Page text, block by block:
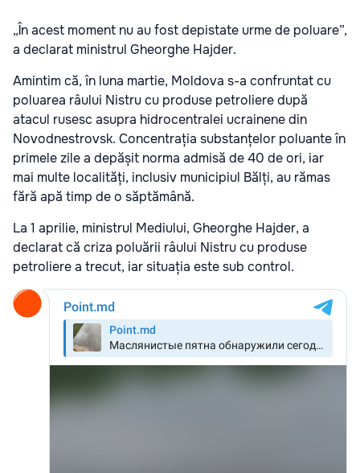
„În acest moment nu au fost depistate urme de poluare”,
a declarat ministrul Gheorghe Hajder.
Amintim că, în luna martie, Moldova s-a confruntat cu
poluarea râului Nistru cu produse petroliere după
atacul rusesc asupra hidrocentralei ucrainene din
Novodnestrovsk. Concentrația substanțelor poluante în
primele zile a depășit norma admisă de 40 de ori, iar
mai multe localități, inclusiv municipiul Bălți, au rămas
fără apă timp de o săptămână.
La 1 aprilie, ministrul Mediului, Gheorghe Hajder, a
declarat că criza poluării râului Nistru cu produse
petroliere a trecut, iar situația este sub control.